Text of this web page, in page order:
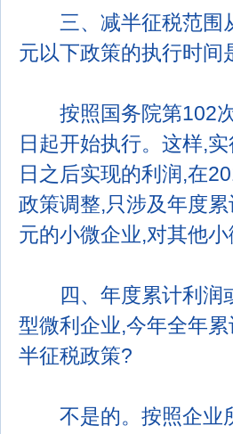
三、减半征税范围
元以下政策的执行时间
按照国务院第102次
日起开始执行。这样,
日之后实现的利润,在
政策调整,只涉及年度
元的小微企业,对其他小
四、年度累计利润
型微利企业,今年全年
半征税政策?
不是的。按照企业所